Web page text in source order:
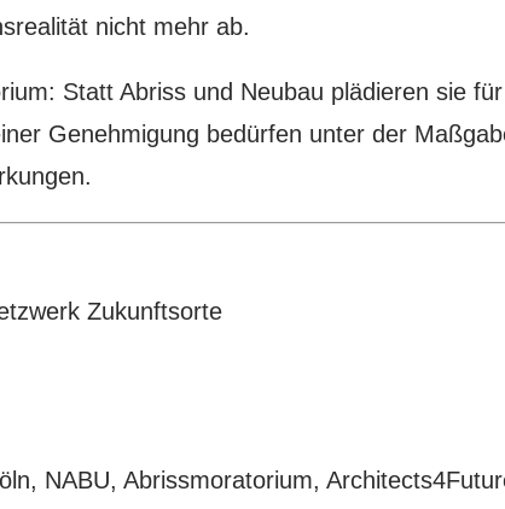
nicht mehr ab.
Statt Abriss und Neubau plädieren sie
Genehmigung bedürfen unter der
Zukunftsorte
NABU, Abrissmoratorium,